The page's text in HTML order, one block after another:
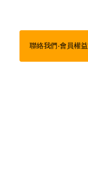
聯絡我們 ‧會員權益